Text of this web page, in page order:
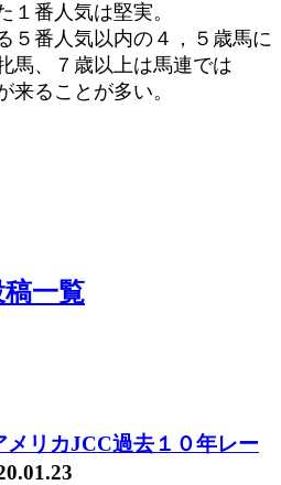
１番人気は堅実。
５番人気以内の４，５歳馬に
馬、７歳以上は馬連では
来ることが多い。
稿一覧
メリカJCC過去１０年レー